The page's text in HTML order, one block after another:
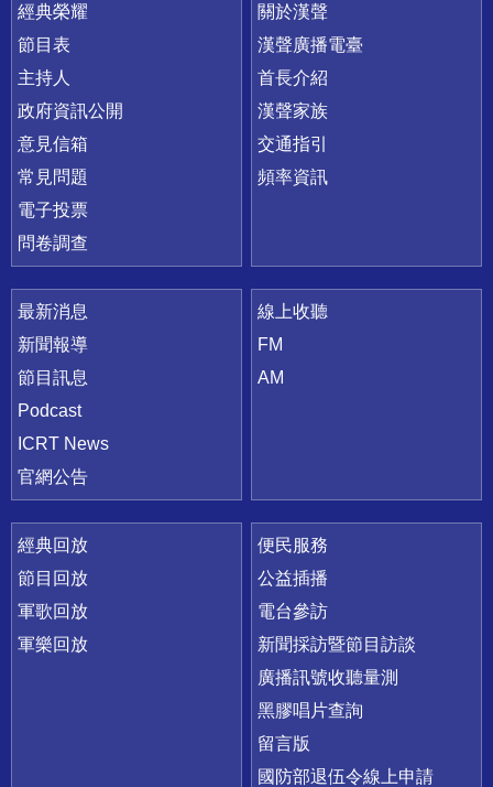
快速連結
經典榮耀
節目表
主持人
政府資訊公開
意見信箱
常見問題
電子投票
問卷調查
關於漢聲
漢聲廣播電臺
首長介紹
漢聲家族
交通指引
頻率資訊
最新消息
新聞報導
節目訊息
Podcast
ICRT News
官網公告
線上收聽
FM
AM
經典回放
節目回放
軍歌回放
軍樂回放
便民服務
公益插播
電台參訪
新聞採訪暨節目訪談
廣播訊號收聽量測
黑膠唱片查詢
留言版
國防部退伍令線上申請